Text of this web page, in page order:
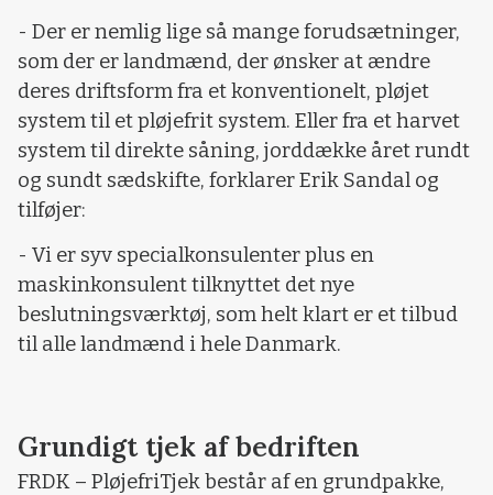
- Der er nemlig lige så mange forudsætninger,
som der er landmænd, der ønsker at ændre
deres driftsform fra et konventionelt, pløjet
system til et pløjefrit system. Eller fra et harvet
system til direkte såning, jorddække året rundt
og sundt sædskifte, forklarer Erik Sandal og
tilføjer:
- Vi er syv specialkonsulenter plus en
maskinkonsulent tilknyttet det nye
beslutningsværktøj, som helt klart er et tilbud
til alle landmænd i hele Danmark.
Grundigt tjek af bedriften
FRDK – PløjefriTjek består af en grundpakke,